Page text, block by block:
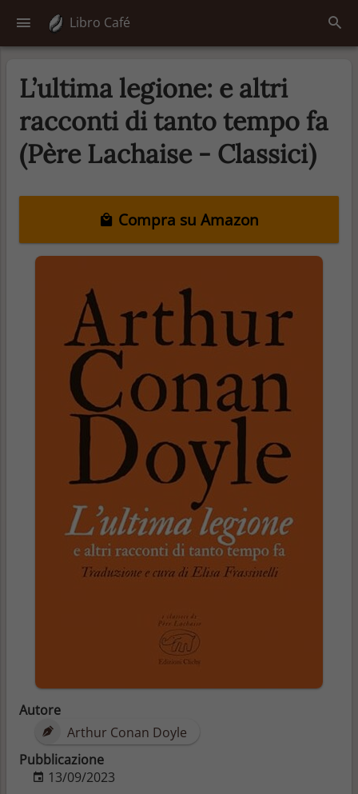
Libro Café
L’ultima legione: e altri
racconti di tanto tempo fa
(Père Lachaise - Classici)
Compra su Amazon
Autore
Arthur Conan Doyle
Pubblicazione
13/09/2023